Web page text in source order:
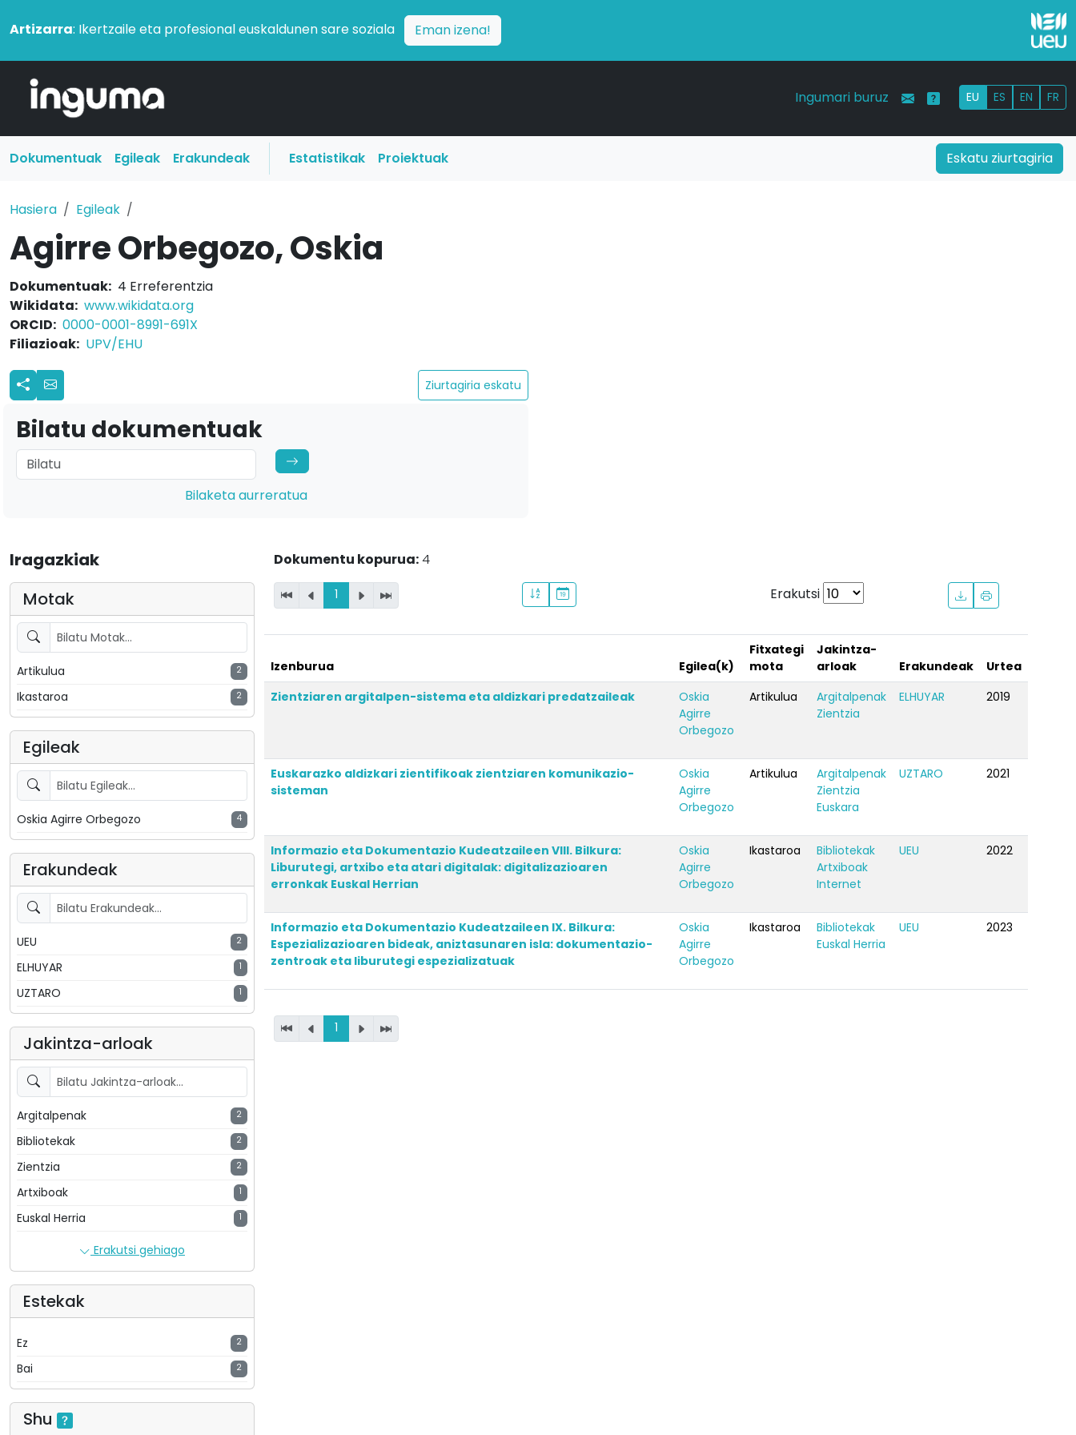
Artizarra: Ikertzaile eta profesional euskaldunen sare soziala Eman izena!
Ingumari buruz EU ES EN FR
Dokumentuak Egileak Erakundeak Estatistikak Proiektuak Eskatu ziurtagiria
Hasiera Egileak
Agirre Orbegozo, Oskia
Dokumentuak: 4 Erreferentzia
Wikidata: www.wikidata.org
ORCID: 0000-0001-8991-691X
Filiazioak: UPV/EHU
Ziurtagiria eskatu
Bilatu dokumentuak
Bilaketa aurreratua
Iragazkiak
Motak
Artikulua 2
Ikastaroa 2
Egileak
Oskia Agirre Orbegozo 4
Erakundeak
UEU 2
ELHUYAR 1
UZTARO 1
Jakintza-arloak
Argitalpenak 2
Bibliotekak 2
Zientzia 2
Artxiboak 1
Euskal Herria 1
Erakutsi gehiago
Estekak
Ez 2
Bai 2
Shu
Dokumentu kopurua:4
1 Erakutsi
Izenburua Egilea(k)
Fitxategi
mota
Jakintza-
arloak
Erakundeak
Urtea
Zientziaren argitalpen-sistema eta aldizkari predatzaileak
Oskia
Agirre
Orbegozo
Artikulua
Argitalpenak
Zientzia
ELHUYAR 2019
Euskarazko aldizkari zientifikoak zientziaren komunikazio-
sisteman
Oskia
Agirre
Orbegozo
Artikulua
Argitalpenak
Zientzia
Euskara
UZTARO 2021
Informazio eta Dokumentazio Kudeatzaileen VIII. Bilkura:
Liburutegi, artxibo eta atari digitalak: digitalizazioaren
erronkak Euskal Herrian
Oskia
Agirre
Orbegozo
Ikastaroa
Bibliotekak
Artxiboak
Internet
UEU 2022
Informazio eta Dokumentazio Kudeatzaileen IX. Bilkura:
Espezializazioaren bideak, aniztasunaren isla: dokumentazio-
zentroak eta liburutegi espezializatuak
Oskia
Agirre
Orbegozo
Ikastaroa
Bibliotekak
Euskal Herria
UEU 2023
1